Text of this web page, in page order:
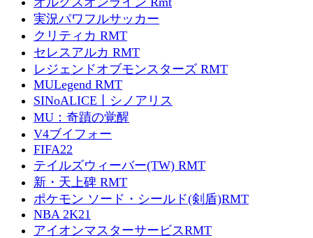
実況パワフルサッカー
クリティカ RMT
セレスアルカ RMT
レジェンドオブモンスターズ RMT
MULegend RMT
SINoALICE丨シノアリス
MU：奇蹟の覚醒
V4ブイフォー
FIFA22
テイルズウィーバー(TW) RMT
新・天上碑 RMT
ポケモン ソード・シールド(剣盾)RMT
NBA 2K21
アイオンマスターサービスRMT